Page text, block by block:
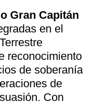
Gran Capitán
en el
reconocimiento
de soberanía
de
Con